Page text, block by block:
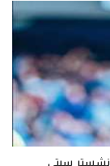
سيتي